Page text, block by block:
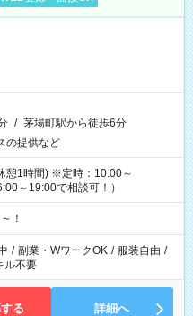
/ 茅場町駅から徒歩6分
の提供など
1時間) ※定時：10:00～
～19:00で相談可！）
！
/ 副業・WワークOK / 服装自由 /
ル不要
る 詳細へ